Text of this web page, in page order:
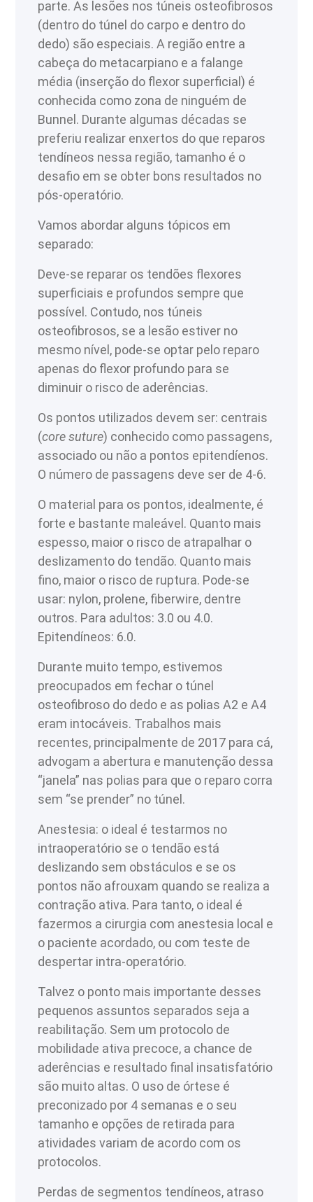
parte. As lesões nos túneis osteofibrosos
(dentro do túnel do carpo e dentro do
dedo) são especiais. A região entre a
cabeça do metacarpiano e a falange
média (inserção do flexor superficial) é
conhecida como zona de ninguém de
Bunnel. Durante algumas décadas se
preferiu realizar enxertos do que reparos
tendíneos nessa região, tamanho é o
desafio em se obter bons resultados no
pós-operatório.
Vamos abordar alguns tópicos em
separado:
Deve-se reparar os tendões flexores
superficiais e profundos sempre que
possível. Contudo, nos túneis
osteofibrosos, se a lesão estiver no
mesmo nível, pode-se optar pelo reparo
apenas do flexor profundo para se
diminuir o risco de aderências.
Os pontos utilizados devem ser: centrais
(core suture) conhecido como passagens,
associado ou não a pontos epitendíenos.
O número de passagens deve ser de 4-6.
O material para os pontos, idealmente, é
forte e bastante maleável. Quanto mais
espesso, maior o risco de atrapalhar o
deslizamento do tendão. Quanto mais
fino, maior o risco de ruptura. Pode-se
usar: nylon, prolene, fiberwire, dentre
outros. Para adultos: 3.0 ou 4.0.
Epitendíneos: 6.0.
Durante muito tempo, estivemos
preocupados em fechar o túnel
osteofibroso do dedo e as polias A2 e A4
eram intocáveis. Trabalhos mais
recentes, principalmente de 2017 para cá,
advogam a abertura e manutenção dessa
“janela” nas polias para que o reparo corra
sem “se prender” no túnel.
Anestesia: o ideal é testarmos no
intraoperatório se o tendão está
deslizando sem obstáculos e se os
pontos não afrouxam quando se realiza a
contração ativa. Para tanto, o ideal é
fazermos a cirurgia com anestesia local e
o paciente acordado, ou com teste de
despertar intra-operatório.
Talvez o ponto mais importante desses
pequenos assuntos separados seja a
reabilitação. Sem um protocolo de
mobilidade ativa precoce, a chance de
aderências e resultado final insatisfatório
são muito altas. O uso de órtese é
preconizado por 4 semanas e o seu
tamanho e opções de retirada para
atividades variam de acordo com os
protocolos.
Perdas de segmentos tendíneos, atraso